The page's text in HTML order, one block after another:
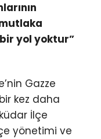
yol yoktur”
Gazze
kez daha
İlçe
yönetimi ve